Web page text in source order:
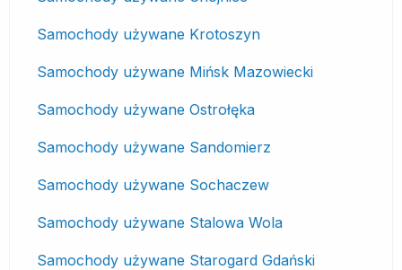
Samochody używane Krotoszyn
Samochody używane Mińsk Mazowiecki
Samochody używane Ostrołęka
Samochody używane Sandomierz
Samochody używane Sochaczew
Samochody używane Stalowa Wola
Samochody używane Starogard Gdański